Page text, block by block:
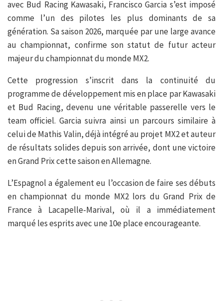
avec Bud Racing Kawasaki, Francisco Garcia s’est imposé
comme l’un des pilotes les plus dominants de sa
génération. Sa saison 2026, marquée par une large avance
au championnat, confirme son statut de futur acteur
majeur du championnat du monde MX2.
Cette progression s’inscrit dans la continuité du
programme de développement mis en place par Kawasaki
et Bud Racing, devenu une véritable passerelle vers le
team officiel. Garcia suivra ainsi un parcours similaire à
celui de Mathis Valin, déjà intégré au projet MX2 et auteur
de résultats solides depuis son arrivée, dont une victoire
en Grand Prix cette saison en Allemagne.
L’Espagnol a également eu l’occasion de faire ses débuts
en championnat du monde MX2 lors du Grand Prix de
France à Lacapelle-Marival, où il a immédiatement
marqué les esprits avec une 10e place encourageante.